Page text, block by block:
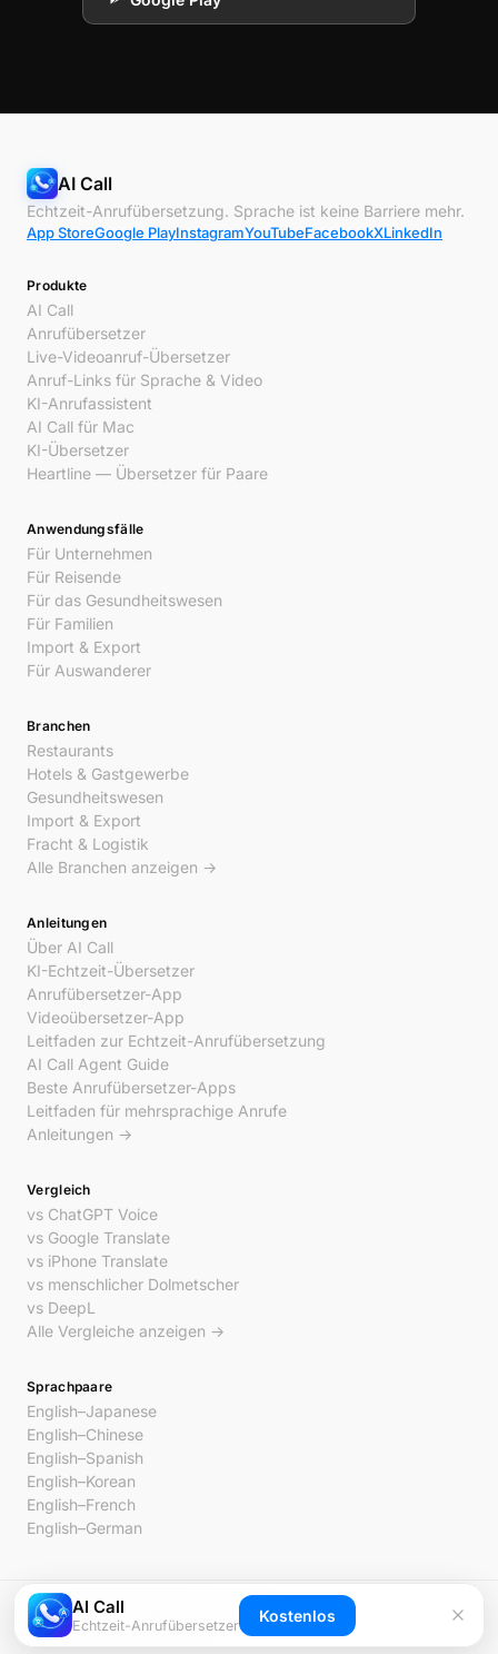
AI Call
Echtzeit-Anrufübersetzung. Sprache ist keine Barriere mehr.
App StoreGoogle PlayInstagramYouTubeFacebookXLinkedIn
Produkte
AI Call
Anrufübersetzer
Live-Videoanruf-Übersetzer
Anruf-Links für Sprache & Video
KI-Anrufassistent
AI Call für Mac
KI-Übersetzer
Heartline — Übersetzer für Paare
Anwendungsfälle
Für Unternehmen
Für Reisende
Für das Gesundheitswesen
Für Familien
Import & Export
Für Auswanderer
Branchen
Restaurants
Hotels & Gastgewerbe
Gesundheitswesen
Import & Export
Fracht & Logistik
Alle Branchen anzeigen →
Anleitungen
Über AI Call
KI-Echtzeit-Übersetzer
Anrufübersetzer-App
Videoübersetzer-App
Leitfaden zur Echtzeit-Anrufübersetzung
AI Call Agent Guide
Beste Anrufübersetzer-Apps
Leitfaden für mehrsprachige Anrufe
Anleitungen →
Vergleich
vs ChatGPT Voice
vs Google Translate
vs iPhone Translate
vs menschlicher Dolmetscher
vs DeepL
Alle Vergleiche anzeigen →
Sprachpaare
English–Japanese
English–Chinese
English–Spanish
English–Korean
English–French
English–German
© 2026 AI Call. Alle Rechte vorbehalten.
DatenschutzAGBKontakt
AI Call
Echtzeit-Anrufübersetzer
Kostenlos